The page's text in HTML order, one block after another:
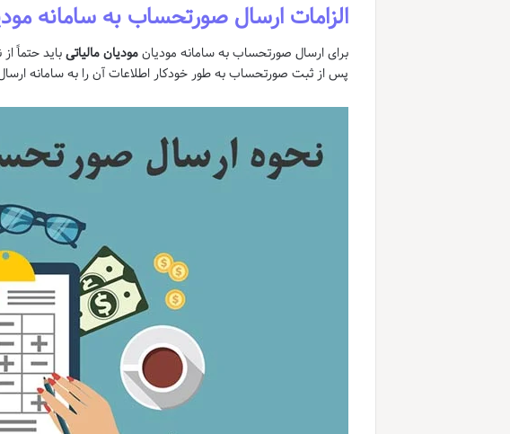
الزامات ارسال صورتحساب به سامانه
برای ارسال صورتحساب به سامانه مودیانمودیان مالیاتیباید حتماً
پس از ثبت صورتحساب به طور خودکار اطلاعات آن را به سامانه